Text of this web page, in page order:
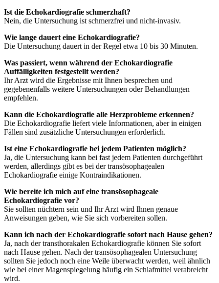
Ist die Echokardiografie schmerzhaft?
Nein, die Untersuchung ist schmerzfrei und nicht-invasiv.
Wie lange dauert eine Echokardiografie?
Die Untersuchung dauert in der Regel etwa 10 bis 30 Minuten.
Was passiert, wenn während der Echokardiografie
Auffälligkeiten festgestellt werden?
Ihr Arzt wird die Ergebnisse mit Ihnen besprechen und
gegebenenfalls weitere Untersuchungen oder Behandlungen
empfehlen.
Kann die Echokardiografie alle Herzprobleme erkennen?
Die Echokardiografie liefert viele Informationen, aber in einigen
Fällen sind zusätzliche Untersuchungen erforderlich.
Ist eine Echokardiografie bei jedem Patienten möglich?
Ja, die Untersuchung kann bei fast jedem Patienten durchgeführt
werden, allerdings gibt es bei der transösophagealen
Echokardiografie einige Kontraindikationen.
Wie bereite ich mich auf eine transösophageale
Echokardiografie vor?
Sie sollten nüchtern sein und Ihr Arzt wird Ihnen genaue
Anweisungen geben, wie Sie sich vorbereiten sollen.
Kann ich nach der Echokardiografie sofort nach Hause gehen?
Ja, nach der transthorakalen Echokardiografie können Sie sofort
nach Hause gehen. Nach der transösophagealen Untersuchung
sollten Sie jedoch noch eine Weile überwacht werden, weil ähnlich
wie bei einer Magenspiegelung häufig ein Schlafmittel verabreicht
wird.